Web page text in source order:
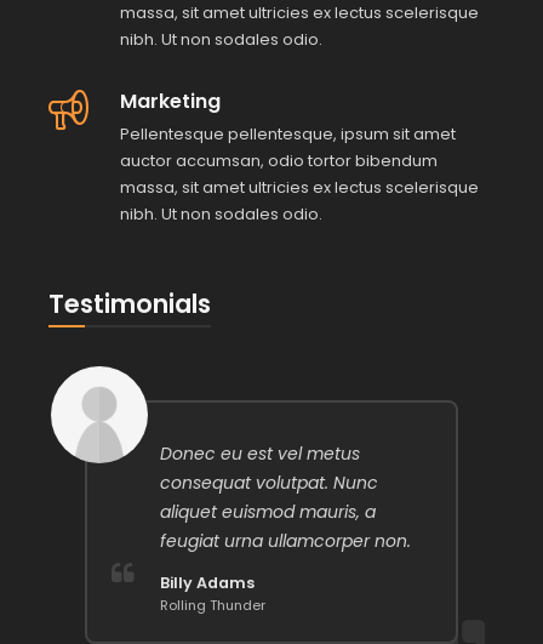
massa, sit amet ultricies ex lectus scelerisque
nibh. Ut non sodales odio.
Marketing
Pellentesque pellentesque, ipsum sit amet
auctor accumsan, odio tortor bibendum
massa, sit amet ultricies ex lectus scelerisque
nibh. Ut non sodales odio.
Testimonials
Donec eu est vel metus
consequat volutpat. Nunc
aliquet euismod mauris, a
feugiat urna ullamcorper non.
Billy Adams
Rolling Thunder